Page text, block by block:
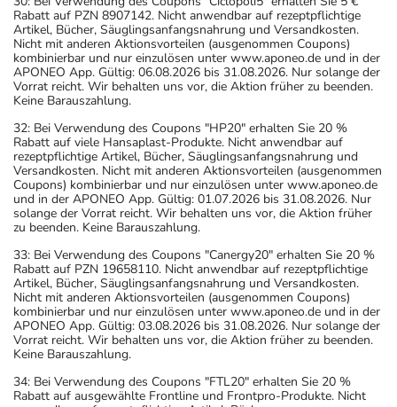
Rabatt auf PZN 8907142. Nicht anwendbar auf rezeptpflichtige
Artikel, Bücher, Säuglingsanfangsnahrung und Versandkosten.
Nicht mit anderen Aktionsvorteilen (ausgenommen Coupons)
kombinierbar und nur einzulösen unter www.aponeo.de und in der
APONEO App. Gültig: 06.08.2026 bis 31.08.2026. Nur solange der
Vorrat reicht. Wir behalten uns vor, die Aktion früher zu beenden.
Keine Barauszahlung.
32: Bei Verwendung des Coupons "HP20" erhalten Sie 20 %
Rabatt auf viele Hansaplast-Produkte. Nicht anwendbar auf
rezeptpflichtige Artikel, Bücher, Säuglingsanfangsnahrung und
Versandkosten. Nicht mit anderen Aktionsvorteilen (ausgenommen
Coupons) kombinierbar und nur einzulösen unter www.aponeo.de
und in der APONEO App. Gültig: 01.07.2026 bis 31.08.2026. Nur
solange der Vorrat reicht. Wir behalten uns vor, die Aktion früher
zu beenden. Keine Barauszahlung.
33: Bei Verwendung des Coupons "Canergy20" erhalten Sie 20 %
Rabatt auf PZN 19658110. Nicht anwendbar auf rezeptpflichtige
Artikel, Bücher, Säuglingsanfangsnahrung und Versandkosten.
Nicht mit anderen Aktionsvorteilen (ausgenommen Coupons)
kombinierbar und nur einzulösen unter www.aponeo.de und in der
APONEO App. Gültig: 03.08.2026 bis 31.08.2026. Nur solange der
Vorrat reicht. Wir behalten uns vor, die Aktion früher zu beenden.
Keine Barauszahlung.
34: Bei Verwendung des Coupons "FTL20" erhalten Sie 20 %
Rabatt auf ausgewählte Frontline und Frontpro-Produkte. Nicht